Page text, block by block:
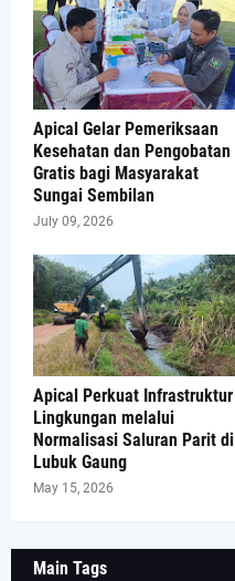
Apical Gelar Pemeriksaan
Kesehatan dan Pengobatan
Gratis bagi Masyarakat
Sungai Sembilan
July 09, 2026
Apical Perkuat Infrastruktur
Lingkungan melalui
Normalisasi Saluran Parit di
Lubuk Gaung
May 15, 2026
Main Tags